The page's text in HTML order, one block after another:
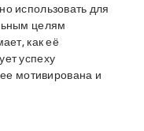
использовать для
целям
как её
успеху
мотивирована и